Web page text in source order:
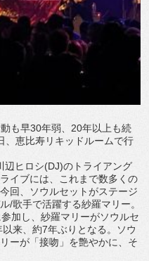
も早30年弱、20年以上も続
、恵比寿リキッドルームで行
ヒロシ(DJ)のトライアング
イブには、これまで数多くの
回、ソウルセットがステージ
/歌手で活躍する紗羅マリー。
加し、紗羅マリーがソウルセ
来、約7年ぶりとなる。ソウ
ーが「接吻」を艶やかに、そ